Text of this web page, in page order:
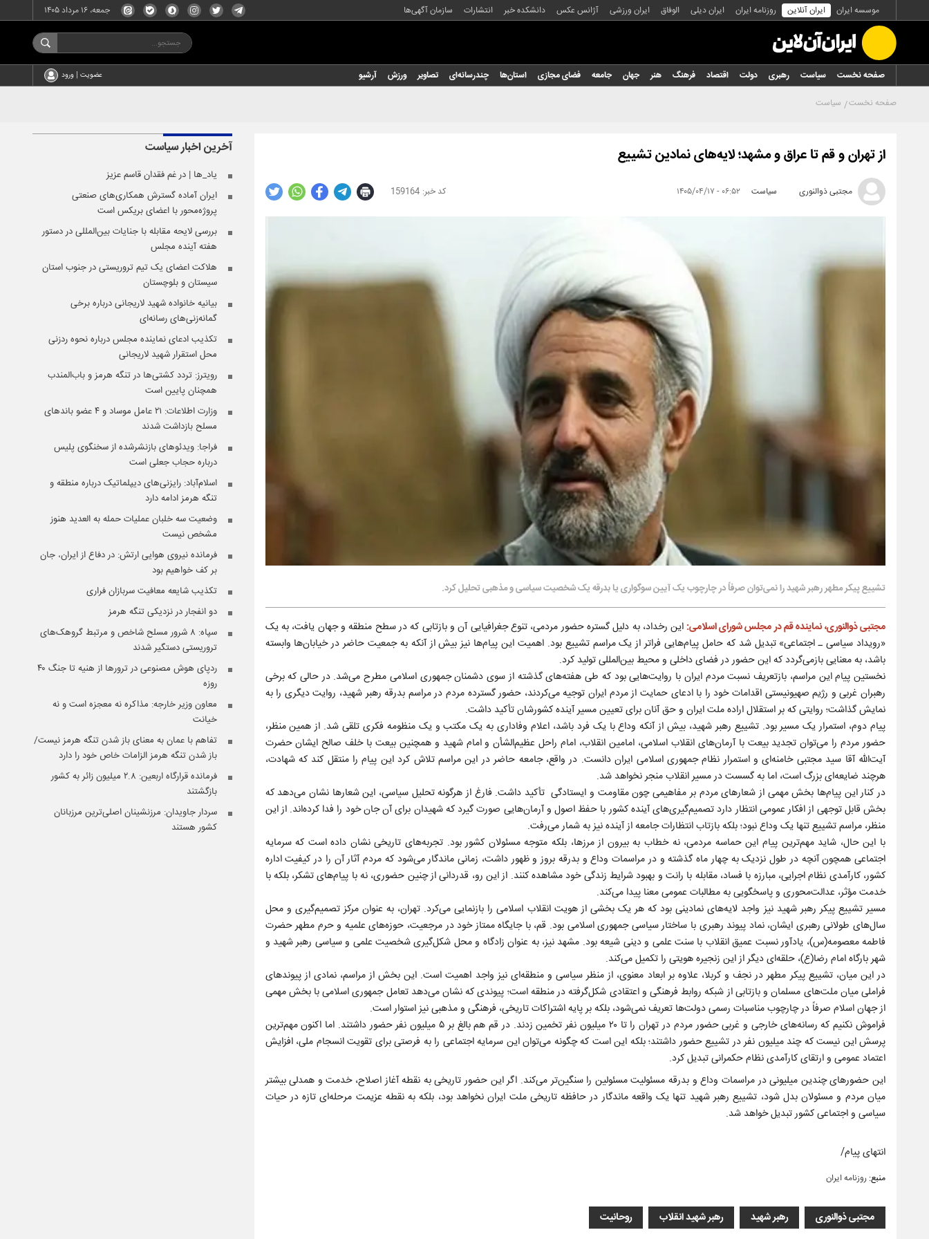
موسسه ایران ایران آنلاین روزنامه ایران ایران دیلی الوفاق ایران ورزشی آژانس عکس دانشکده خبر انتشارات سازمان آگهی‌ها جمعه، ۱۶ مرداد ۱۴۰۵
صفحه نخست سیاست رهبری دولت اقتصاد فرهنگ هنر جهان جامعه فضای مجازی استان‌ها چندرسانه‌ای تصاویر ورزش آرشیو عضویت | ورود
صفحه نخست سیاست
از تهران و قم تا عراق و مشهد؛ لایه‌های نمادین تشییع
مجتبی ذوالنوری سیاست ۰۶:۵۲ - ۱۴۰۵/۰۴/۱۷ 159164
تشییع پیکر مطهر رهبر شهید را نمی‌توان صرفاً در چارچوب یک آیین سوگواری یا بدرقه یک شخصیت سیاسی و مذهبی تحلیل کرد.
مجتبی ذوالنوری، نماینده قم در مجلس شورای اسلامی: این رخداد، به دلیل گستره حضور مردمی، تنوع جغرافیایی آن و بازتابی که در سطح منطقه و جهان یافت، به یک
«رویداد سیاسی ـ اجتماعی» تبدیل شد که حامل پیام‌هایی فراتر از یک مراسم تشییع بود. اهمیت این پیام‌ها نیز بیش از آنکه به جمعیت حاضر در خیابان‌ها وابسته
باشد، به معنایی بازمی‌گردد که این حضور در فضای داخلی و محیط بین‌المللی تولید کرد.
نخستین پیام این مراسم، بازتعریف نسبت مردم ایران با روایت‌هایی بود که طی هفته‌های گذشته از سوی دشمنان جمهوری اسلامی مطرح می‌شد. در حالی که برخی
رهبران غربی و رژیم صهیونیستی اقدامات خود را با ادعای حمایت از مردم ایران توجیه می‌کردند، حضور گسترده مردم در مراسم بدرقه رهبر شهید، روایت دیگری را به
نمایش گذاشت؛ روایتی که بر استقلال اراده ملت ایران و حق آنان برای تعیین مسیر آینده کشورشان تأکید داشت.
پیام دوم، استمرار یک مسیر بود. تشییع رهبر شهید، بیش از آنکه وداع با یک فرد باشد، اعلام وفاداری به یک مکتب و یک منظومه فکری تلقی شد. از همین منظر،
حضور مردم را می‌توان تجدید بیعت با آرمان‌های انقلاب اسلامی، امامین انقلاب، امام راحل عظیم‌الشأن و امام شهید و همچنین بیعت با خلف صالح ایشان حضرت
آیت‌الله آقا سید مجتبی خامنه‌ای و استمرار نظام جمهوری اسلامی ایران دانست. در واقع، جامعه حاضر در این مراسم تلاش کرد این پیام را منتقل کند که شهادت،
هرچند ضایعه‌ای بزرگ است، اما به گسست در مسیر انقلاب منجر نخواهد شد.
در کنار این پیام‌ها بخش مهمی از شعارهای مردم بر مفاهیمی چون مقاومت و ایستادگی تأکید داشت. فارغ از هرگونه تحلیل سیاسی، این شعارها نشان می‌دهد که
بخش قابل توجهی از افکار عمومی انتظار دارد تصمیم‌گیری‌های آینده کشور با حفظ اصول و آرمان‌هایی صورت گیرد که شهیدان برای آن جان خود را فدا کرده‌اند. از این
منظر، مراسم تشییع تنها یک وداع نبود؛ بلکه بازتاب انتظارات جامعه از آینده نیز به شمار می‌رفت.
با این حال، شاید مهم‌ترین پیام این حماسه مردمی، نه خطاب به بیرون از مرزها، بلکه متوجه مسئولان کشور بود. تجربه‌های تاریخی نشان داده است که سرمایه
اجتماعی همچون آنچه در طول نزدیک به چهار ماه گذشته و در مراسمات وداع و بدرقه بروز و ظهور داشت، زمانی ماندگار می‌شود که مردم آثار آن را در کیفیت اداره
کشور، کارآمدی نظام اجرایی، مبارزه با فساد، مقابله با رانت و بهبود شرایط زندگی خود مشاهده کنند. از این رو، قدردانی از چنین حضوری، نه با پیام‌های تشکر، بلکه با
خدمت مؤثر، عدالت‌محوری و پاسخگویی به مطالبات عمومی معنا پیدا می‌کند.
مسیر تشییع پیکر رهبر شهید نیز واجد لایه‌های نمادینی بود که هر یک بخشی از هویت انقلاب اسلامی را بازنمایی می‌کرد. تهران، به عنوان مرکز تصمیم‌گیری و محل
سال‌های طولانی رهبری ایشان، نماد پیوند رهبری با ساختار سیاسی جمهوری اسلامی بود. قم، با جایگاه ممتاز خود در مرجعیت، حوزه‌های علمیه و حرم مطهر حضرت
فاطمه معصومه(س)، یادآور نسبت عمیق انقلاب با سنت علمی و دینی شیعه بود. مشهد نیز، به عنوان زادگاه و محل شکل‌گیری شخصیت علمی و سیاسی رهبر شهید و
شهر بارگاه امام رضا(ع)، حلقه‌ای دیگر از این زنجیره هویتی را تکمیل می‌کند.
در این میان، تشییع پیکر مطهر در نجف و کربلا، علاوه بر ابعاد معنوی، از منظر سیاسی و منطقه‌ای نیز واجد اهمیت است. این بخش از مراسم، نمادی از پیوندهای
فراملی میان ملت‌های مسلمان و بازتابی از شبکه روابط فرهنگی و اعتقادی شکل‌گرفته در منطقه است؛ پیوندی که نشان می‌دهد تعامل جمهوری اسلامی با بخش مهمی
از جهان اسلام صرفاً در چارچوب مناسبات رسمی دولت‌ها تعریف نمی‌شود، بلکه بر پایه اشتراکات تاریخی، فرهنگی و مذهبی نیز استوار است.
فراموش نکنیم که رسانه‌های خارجی و غربی حضور مردم در تهران را تا ۲۰ میلیون نفر تخمین زدند. در قم هم بالغ بر ۵ میلیون نفر حضور داشتند. اما اکنون مهم‌ترین
پرسش این نیست که چند میلیون نفر در تشییع حضور داشتند؛ بلکه این است که چگونه می‌توان این سرمایه اجتماعی را به فرصتی برای تقویت انسجام ملی، افزایش
اعتماد عمومی و ارتقای کارآمدی نظام حکمرانی تبدیل کرد.
این حضور‌های چندین میلیونی در مراسمات وداع و بدرقه مسئولیت مسئولین را سنگین‌تر می‌کند. اگر این حضور تاریخی به نقطه آغاز اصلاح، خدمت و همدلی بیشتر
میان مردم و مسئولان بدل شود، تشییع رهبر شهید تنها یک واقعه ماندگار در حافظه تاریخی ملت ایران نخواهد بود، بلکه به نقطه عزیمت مرحله‌ای تازه در حیات
سیاسی و اجتماعی کشور تبدیل خواهد شد.
انتهای پیام/
منبع: روزنامه ایران
مجتبی ذوالنوری رهبر شهید رهبر شهید انقلاب روحانیت
آخرین اخبارسیاست
یاد_ها | در غم فقدان قاسم عزیز
ایران آماده گسترش همکاری‌های صنعتی
پروژه‌محور با اعضای بریکس است
بررسی لایحه مقابله با جنایات بین‌المللی در دستور
هفته آینده مجلس
هلاکت اعضای یک تیم تروریستی در جنوب استان
سیستان و بلوچستان
بیانیه خانواده شهید لاریجانی درباره برخی
گمانه‌زنی‌های رسانه‌ای
تکذیب ادعای نماینده مجلس درباره نحوه ردزنی
محل استقرار شهید لاریجانی
رویترز: تردد کشتی‌ها در تنگه هرمز و باب‌المندب
همچنان پایین است
وزارت اطلاعات: ۲۱ عامل موساد و ۴ عضو باندهای
مسلح بازداشت شدند
فراجا: ویدئوهای بازنشرشده از سخنگوی پلیس
درباره حجاب جعلی است
اسلام‌آباد: رایزنی‌های دیپلماتیک درباره منطقه و
تنگه هرمز ادامه دارد
وضعیت سه خلبان عملیات حمله به العدید هنوز
مشخص نیست
فرمانده نیروی هوایی ارتش: در دفاع از ایران، جان
بر کف خواهیم بود
تکذیب شایعه معافیت سربازان فراری
دو انفجار در نزدیکی تنگه هرمز
سپاه: ۸ شرور مسلح شاخص و مرتبط گروهک‌های
تروریستی دستگیر شدند
ردپای هوش مصنوعی در ترورها از هنیه تا جنگ ۴۰
روزه
معاون وزیر خارجه: مذاکره نه معجزه است و نه
خیانت
تفاهم با عمان به معنای باز شدن تنگه هرمز نیست/
باز شدن تنگه هرمز الزامات خاص خود را دارد
فرمانده قرارگاه اربعین: ۲.۸ میلیون زائر به کشور
بازگشتند
سردار جاویدان: مرزنشینان اصلی‌ترین مرزبانان
کشور هستند